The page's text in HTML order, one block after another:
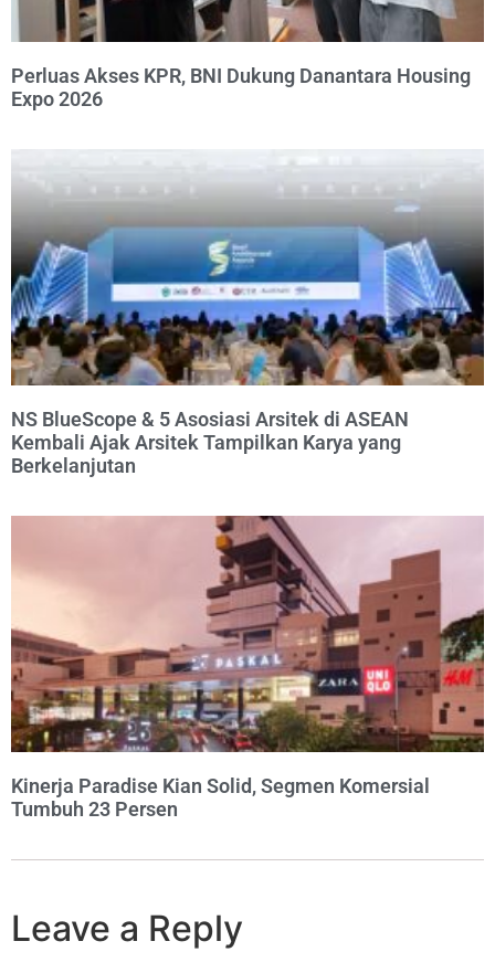
Perluas Akses KPR, BNI Dukung Danantara Housing
Expo 2026
NS BlueScope & 5 Asosiasi Arsitek di ASEAN
Kembali Ajak Arsitek Tampilkan Karya yang
Berkelanjutan
Kinerja Paradise Kian Solid, Segmen Komersial
Tumbuh 23 Persen
Leave a Reply